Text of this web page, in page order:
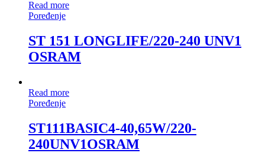
Read more
Poređenje
ST 151 LONGLIFE/220-240 UNV1
OSRAM
Read more
Poređenje
ST111BASIC4-40,65W/220-
240UNV1OSRAM